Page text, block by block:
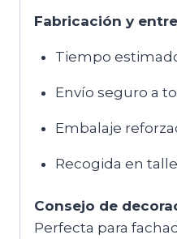
Fabricación y
Tiempo
Envío seguro a
Embalaje
Recogida en
Consejo de
Perfecta para